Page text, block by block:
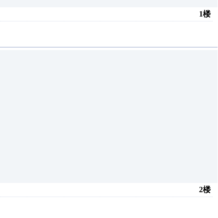
1楼
2楼